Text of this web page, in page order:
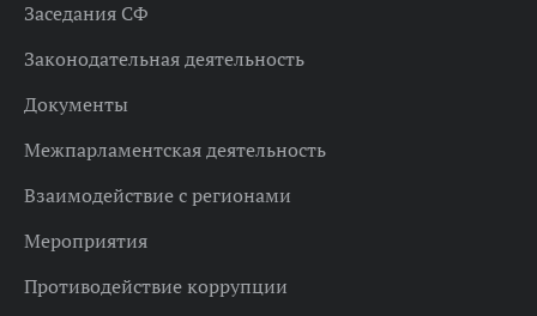
Заседания СФ
Законодательная деятельность
Документы
Межпарламентская деятельность
Взаимодействие с регионами
Мероприятия
Противодействие коррупции